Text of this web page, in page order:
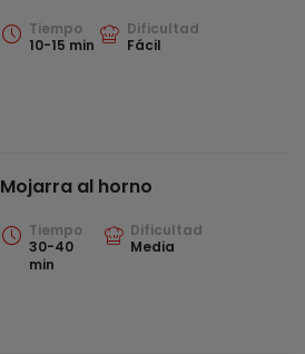
Tiempo
10-15 min
Dificultad
Fácil
Mojarra al horno
Tiempo
30-40
min
Dificultad
Media